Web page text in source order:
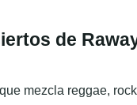
de
mezcla reggae,